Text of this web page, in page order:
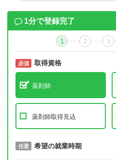
1分で登録完了
1 2 3
必須 取得資格
薬剤師
薬剤師取得見込
必須 取得予定年
任意 希望の就業時期